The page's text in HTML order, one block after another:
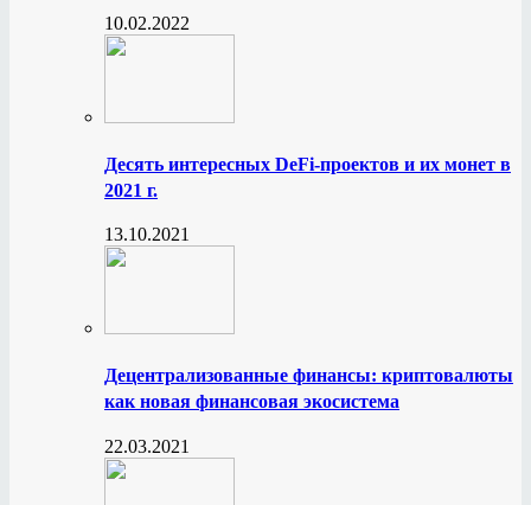
10.02.2022
Десять интересных DeFi-проектов и их монет в
2021 г.
13.10.2021
Децентрализованные финансы: криптовалюты
как новая финансовая экосистема
22.03.2021